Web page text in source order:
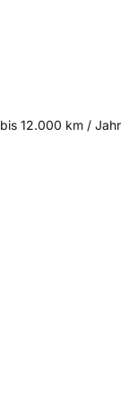
bis 12.000 km / Jahr